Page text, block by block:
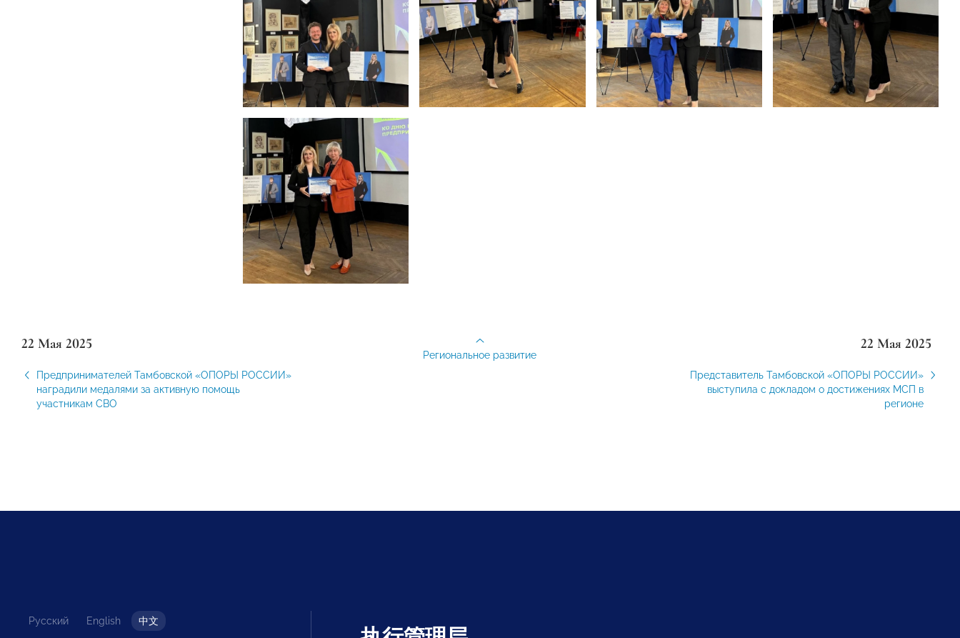
22 Мая 2025
Предпринимателей Тамбовской «ОПОРЫ РОССИИ»
наградили медалями за активную помощь
участникам СВО
22 Мая 2025
Представитель Тамбовской «ОПОРЫ РОССИИ»
выступила с докладом о достижениях МСП в
регионе
Региональное развитие
Русский English 中文